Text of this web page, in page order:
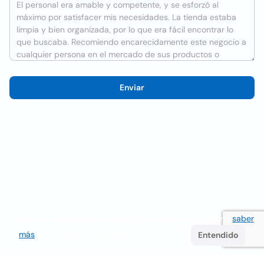
Enviar
Utilizamos cookies para mejorar la experiencia del usuario saber
más
Entendido